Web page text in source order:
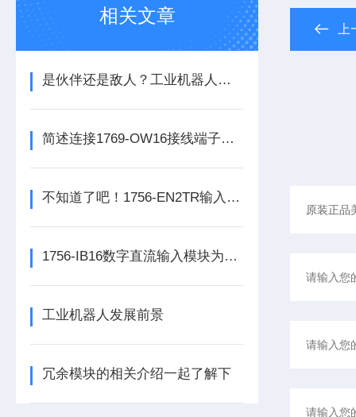
相关文章
是伙伴还是敌人？工业机器人的未来之路
简述连接1769-OW16接线端子所需要注意的事项
不知道了吧！1756-EN2TR输入模块是数控系统动力的保障
1756-IB16数字直流输入模块为整个自动化系统提供精准的数据支撑
工业机器人发展前景
冗余模块的相关介绍一起了解下